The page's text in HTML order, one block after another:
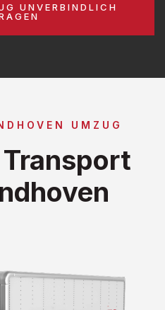
UNVERBINDLICH
UMZUG
Transport